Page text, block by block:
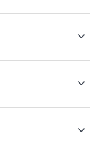
TVA incluse et